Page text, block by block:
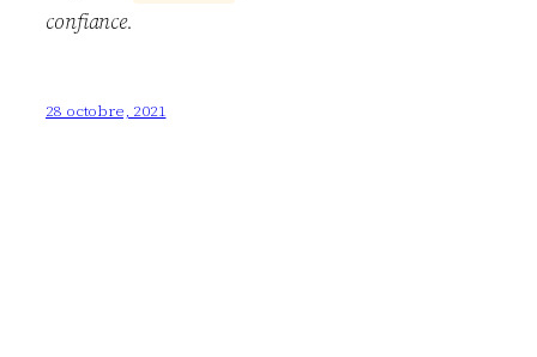
confiance.
28 octobre, 2021